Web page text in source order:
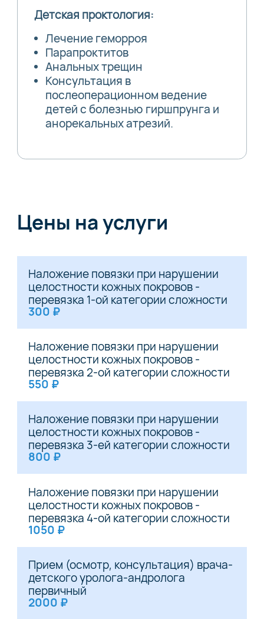
Детская проктология:
Лечение геморроя
Парапроктитов
Анальных трещин
Консультация в
послеоперационном ведение
детей с болезнью гиршпрунга и
анорекальных атрезий.
Цены на услуги
Наложение повязки при нарушении
целостности кожных покровов -
перевязка 1-ой категории сложности
300 ₽
Наложение повязки при нарушении
целостности кожных покровов -
перевязка 2-ой категории сложности
550 ₽
Наложение повязки при нарушении
целостности кожных покровов -
перевязка 3-ей категории сложности
800 ₽
Наложение повязки при нарушении
целостности кожных покровов -
перевязка 4-ой категории сложности
1050 ₽
Прием (осмотр, консультация) врача-
детского уролога-андролога
первичный
2000 ₽